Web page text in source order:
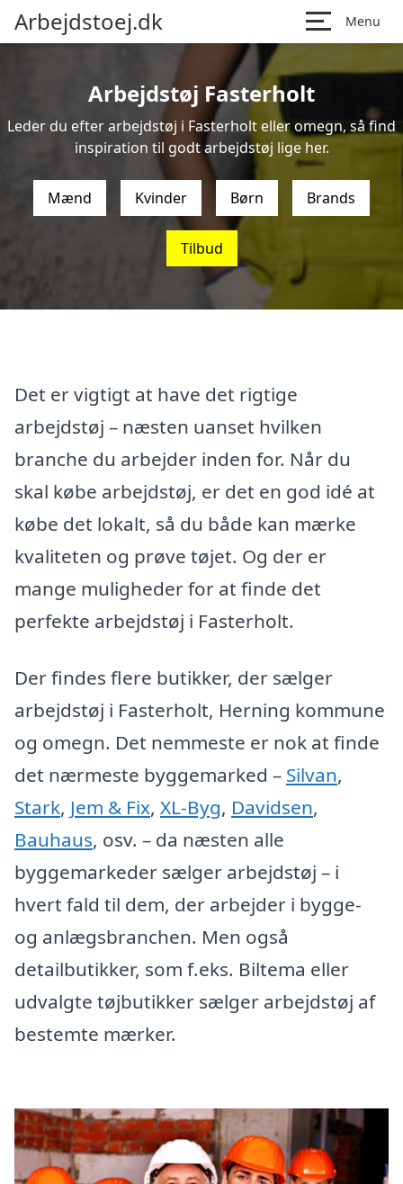
Arbejdstoej.dk Menu
Arbejdstøj Fasterholt
Leder du efter arbejdstøj i Fasterholt eller omegn, så find
inspiration til godt arbejdstøj lige her.
Mænd Kvinder Børn Brands
Tilbud
Det er vigtigt at have det rigtige
arbejdstøj – næsten uanset hvilken
branche du arbejder inden for. Når du
skal købe arbejdstøj, er det en god idé at
købe det lokalt, så du både kan mærke
kvaliteten og prøve tøjet. Og der er
mange muligheder for at finde det
perfekte arbejdstøj i Fasterholt.
Der findes flere butikker, der sælger
arbejdstøj i Fasterholt, Herning kommune
og omegn. Det nemmeste er nok at finde
det nærmeste byggemarked – Silvan,
Stark, Jem & Fix, XL-Byg, Davidsen,
Bauhaus, osv. – da næsten alle
byggemarkeder sælger arbejdstøj – i
hvert fald til dem, der arbejder i bygge-
og anlægsbranchen. Men også
detailbutikker, som f.eks. Biltema eller
udvalgte tøjbutikker sælger arbejdstøj af
bestemte mærker.